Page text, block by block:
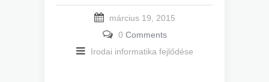
március 19, 2015
0 Comments
Irodai informatika fejlődése